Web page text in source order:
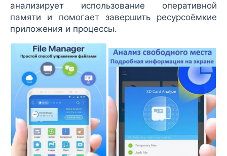
анализирует использование оперативной
памяти и помогает завершить ресурсоёмкие
приложения и процессы.